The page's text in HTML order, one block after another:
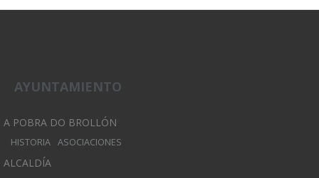
AYUNTAMIENTO
A POBRA DO BROLLÓN
HISTORIA ASOCIACIONES
ALCALDÍA